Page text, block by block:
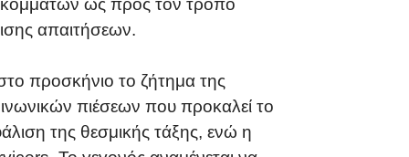
κομμάτων ως προς τον τρόπο
απαιτήσεων.
προσκήνιο το ζήτημα της
πιέσεων που προκαλεί το
της θεσμικής τάξης, ενώ η